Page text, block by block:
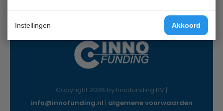
Instellingen Akkoord
Copyright 2026 by Innofunding BV |
info@innofunding.nl | algemene voorwaarden